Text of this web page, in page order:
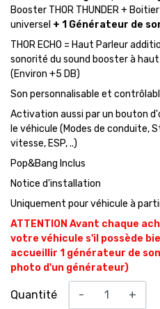
Booster THOR THUNDER +
universel + 1 Générateur de
THOR ECHO = Haut Parleur
sonorité du sound booster à
(Environ +5 DB)
Son personnalisable et
Activation aussi par un bouton
le véhicule (Modes de conduite,
vitesse, ESP, ..)
Pop&Bang Inclus
Notice d'installation
Uniquement pour véhicule à
ATTENTION Avant chaque
votre véhicule s'il possède
accueillir 1 générateur de
photo d'un générateur)
Quantité - +